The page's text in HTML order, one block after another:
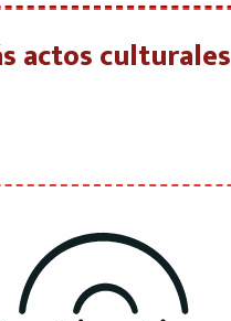
actos culturales